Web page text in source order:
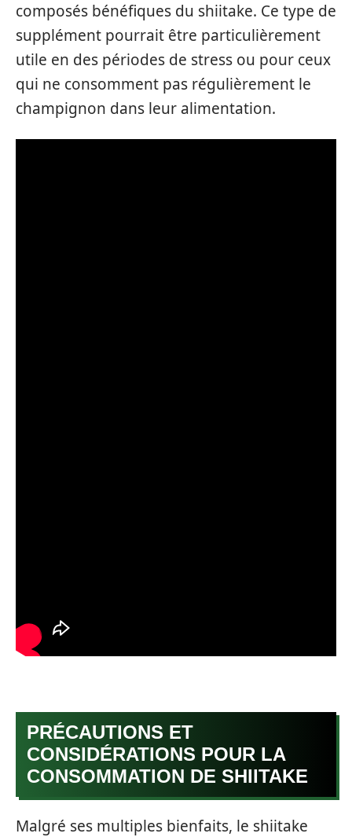
composés bénéfiques du shiitake. Ce type de
supplément pourrait être particulièrement
utile en des périodes de stress ou pour ceux
qui ne consomment pas régulièrement le
champignon dans leur alimentation.
PRÉCAUTIONS ET
CONSIDÉRATIONS POUR LA
CONSOMMATION DE SHIITAKE
Malgré ses multiples bienfaits, le shiitake